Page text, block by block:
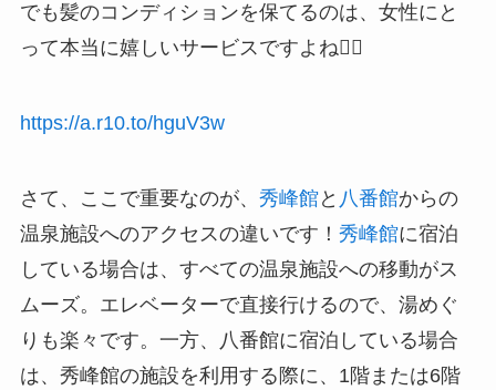
でも髪のコンディションを保てるのは、女性にと
って本当に嬉しいサービスですよね💁‍♀️
https://a.r10.to/hguV3w
さて、ここで重要なのが、 秀峰館と 八番館からの
温泉施設へのアクセスの違いです！ 秀峰館に宿泊
している場合は、すべての温泉施設への移動がス
ムーズ。エレベーターで直接行けるので、湯めぐ
りも楽々です。一方、八番館に宿泊している場合
は、秀峰館の施設を利用する際に、1階または6階